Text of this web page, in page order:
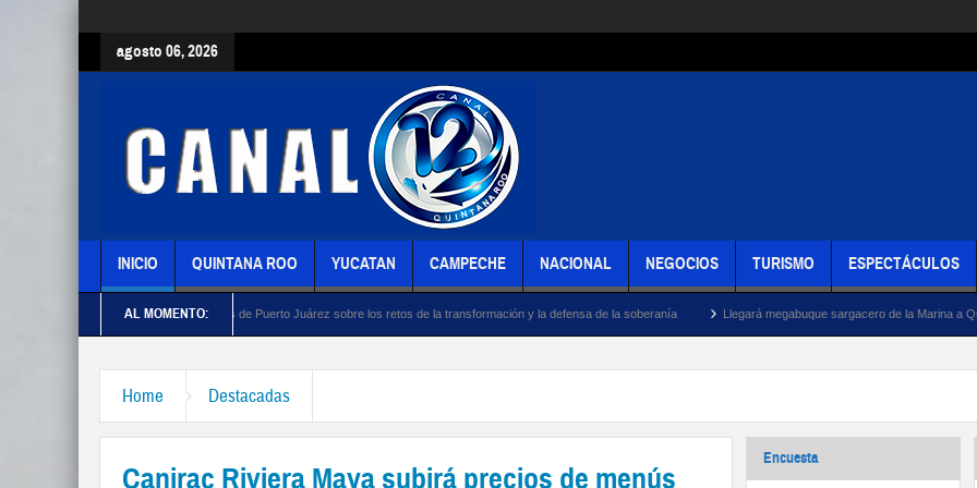
agosto 06, 2026
INICIO QUINTANA ROO YUCATAN CAMPECHE NACIONAL NEGOCIOS TURISMO ESPECTÁCULOS
AL MOMENTO:
turísticos de Puerto Juárez sobre los retos de la transformación y la defensa de la soberanía Llegará megabuque sargacero de la Marina a Quintana Roo
Home Destacadas
Canirac Riviera Maya subirá precios de menús
Encuesta